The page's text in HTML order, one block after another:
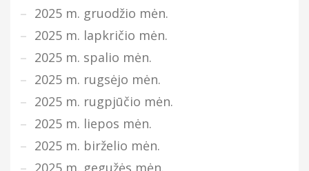
2025 m. gruodžio mėn.
2025 m. lapkričio mėn.
2025 m. spalio mėn.
2025 m. rugsėjo mėn.
2025 m. rugpjūčio mėn.
2025 m. liepos mėn.
2025 m. birželio mėn.
2025 m. gegužės mėn.